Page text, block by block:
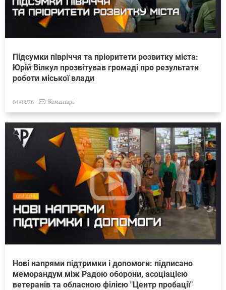
Підсумки півріччя та пріоритети розвитку міста:
Юрій Вілкул прозвітував громаді про результати
роботи міської влади
04/08/26 Коментарі
Нові напрями підтримки і допомоги: підписано
меморандум між Радою оборони, асоціацією
ветеранів та обласною філією "Центр пробації"